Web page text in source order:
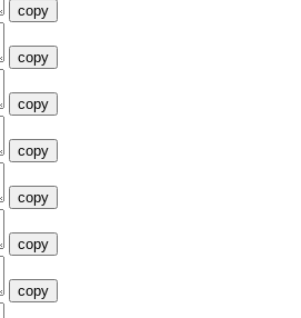
copy
copy
copy
copy
copy
copy
copy